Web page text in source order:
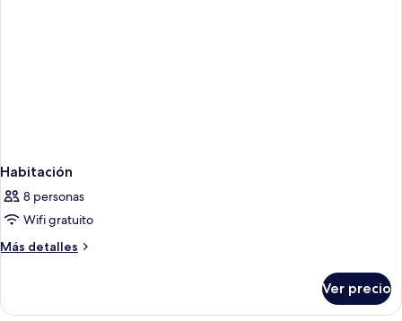
Habitación
8 personas
Wifi gratuito
Más detalles
Más
Ver precio